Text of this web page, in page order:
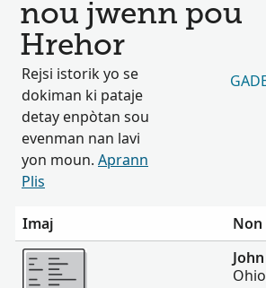
nou jwenn pou
Hrehor
Rejsi istorik yo se
dokiman ki pataje
detay enpòtan sou
evenman nan lavi
yon moun. Aprann
Plis
Imaj
Non
Plis